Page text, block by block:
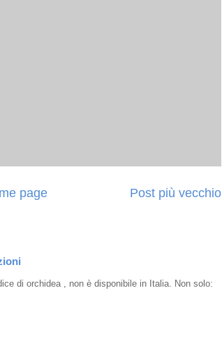
Post più vecchio
page
di orchidea , non è disponibile in Italia. Non solo: